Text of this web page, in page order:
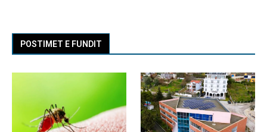
POSTIMET E FUNDIT